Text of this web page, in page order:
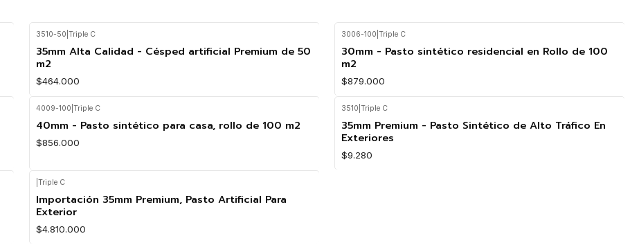
3510-50 |Triple C
35mm Alta Calidad - Césped artificial Premium de 50
m2
$464.000
3006-100 |Triple C
30mm - Pasto sintético residencial en Rollo de 100
m2
$879.000
4009-100 |Triple C
40mm - Pasto sintético para casa, rollo de 100 m2
$856.000
3510 |Triple C
35mm Premium - Pasto Sintético de Alto Tráfico En
Exteriores
$9.280
|Triple C
Importación 35mm Premium, Pasto Artificial Para
Exterior
$4.810.000